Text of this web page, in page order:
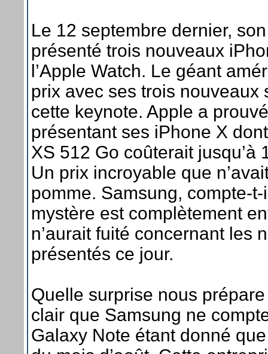
Le 12 septembre dernier,
présenté trois nouveaux
l’Apple Watch. Le géant
prix avec ses trois
cette keynote. Apple a
présentant ses iPhone X
XS 512 Go coûterait
Un prix incroyable que
pomme. Samsung, compte-
mystère est complètement
n’aurait fuité concernant les
présentés ce jour.
Quelle surprise nous
clair que Samsung ne
Galaxy Note étant donné